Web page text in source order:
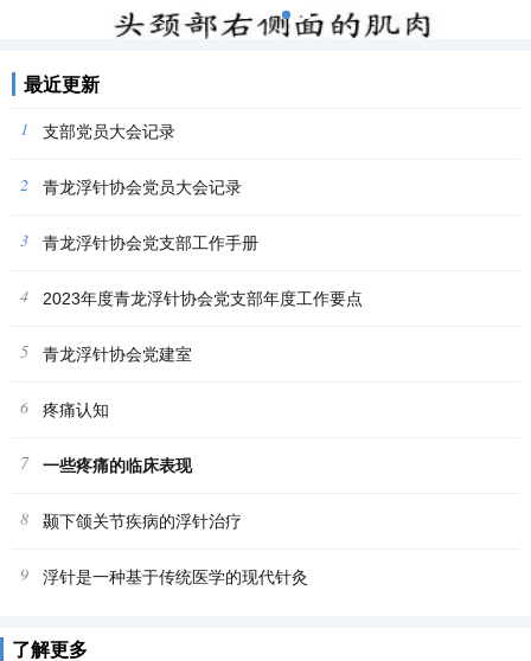
最近更新
1 支部党员大会记录
2 青龙浮针协会党员大会记录
3 青龙浮针协会党支部工作手册
4 2023年度青龙浮针协会党支部年度工作要点
5 青龙浮针协会党建室
6 疼痛认知
7 一些疼痛的临床表现
8 颞下颌关节疾病的浮针治疗
9 浮针是一种基于传统医学的现代针灸
了解更多